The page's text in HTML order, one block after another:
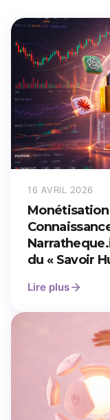
16 AVRIL 2026
du « Savoir
Lire plus